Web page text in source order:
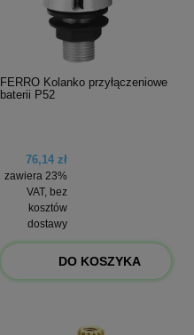
FERRO Kolanko przyłączeniowe
baterii P52
76,14 zł
zawiera 23%
VAT, bez
kosztów
dostawy
DO KOSZYKA